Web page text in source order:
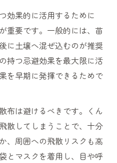
効果的に活用するために
重要です。一般的には、苗
に土壌へ混ぜ込むのが推奨
持つ忌避効果を最大限に活
を早期に発揮できるためで
布は避けるべきです。くん
散してしまうことで、十分
、周囲への飛散リスクも高
とマスクを着用し、目や呼